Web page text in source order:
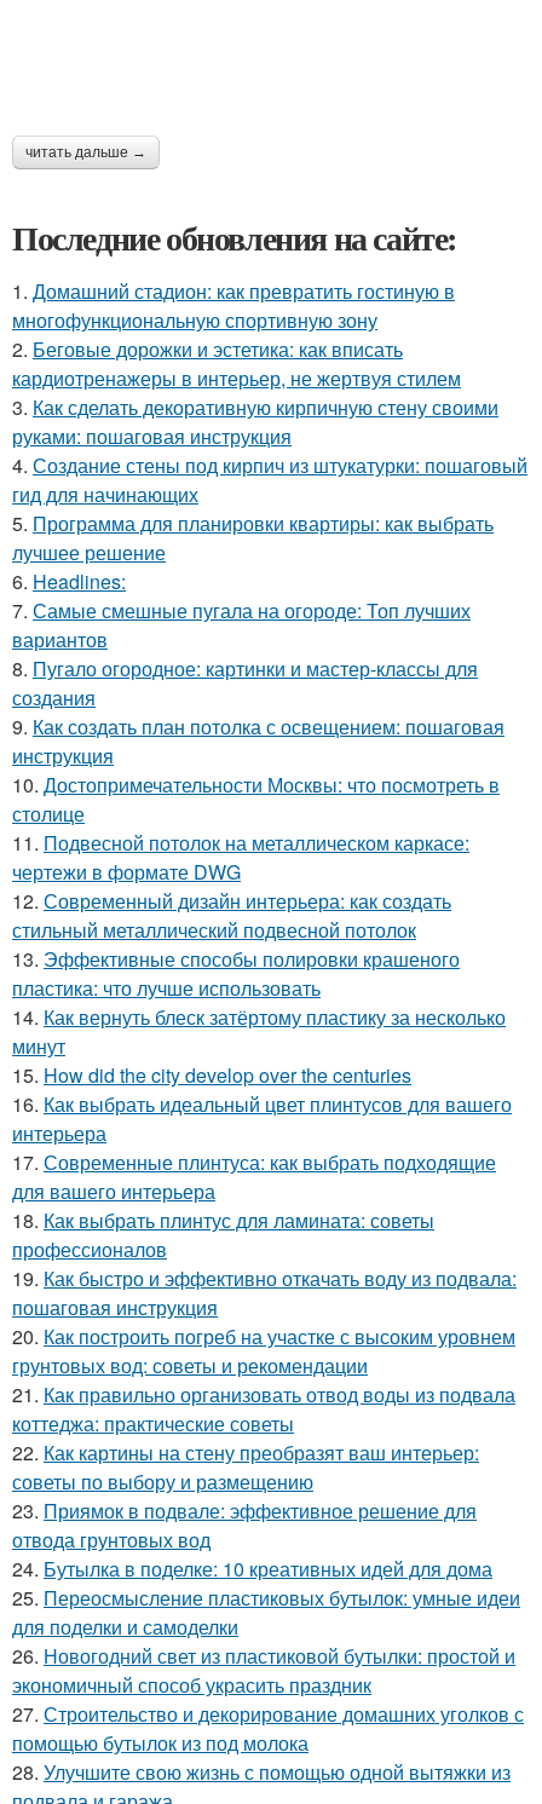
читать дальше →
Последние обновления на сайте:
1. Домашний стадион: как превратить гостиную в
многофункциональную спортивную зону
2. Беговые дорожки и эстетика: как вписать
кардиотренажеры в интерьер, не жертвуя стилем
3. Как сделать декоративную кирпичную стену своими
руками: пошаговая инструкция
4. Создание стены под кирпич из штукатурки: пошаговый
гид для начинающих
5. Программа для планировки квартиры: как выбрать
лучшее решение
6. Headlines:
7. Самые смешные пугала на огороде: Топ лучших
вариантов
8. Пугало огородное: картинки и мастер-классы для
создания
9. Как создать план потолка с освещением: пошаговая
инструкция
10. Достопримечательности Москвы: что посмотреть в
столице
11. Подвесной потолок на металлическом каркасе:
чертежи в формате DWG
12. Современный дизайн интерьера: как создать
стильный металлический подвесной потолок
13. Эффективные способы полировки крашеного
пластика: что лучше использовать
14. Как вернуть блеск затёртому пластику за несколько
минут
15. How did the city develop over the centuries
16. Как выбрать идеальный цвет плинтусов для вашего
интерьера
17. Современные плинтуса: как выбрать подходящие
для вашего интерьера
18. Как выбрать плинтус для ламината: советы
профессионалов
19. Как быстро и эффективно откачать воду из подвала:
пошаговая инструкция
20. Как построить погреб на участке с высоким уровнем
грунтовых вод: советы и рекомендации
21. Как правильно организовать отвод воды из подвала
коттеджа: практические советы
22. Как картины на стену преобразят ваш интерьер:
советы по выбору и размещению
23. Приямок в подвале: эффективное решение для
отвода грунтовых вод
24. Бутылка в поделке: 10 креативных идей для дома
25. Переосмысление пластиковых бутылок: умные идеи
для поделки и самоделки
26. Новогодний свет из пластиковой бутылки: простой и
экономичный способ украсить праздник
27. Строительство и декорирование домашних уголков с
помощью бутылок из под молока
28. Улучшите свою жизнь с помощью одной вытяжки из